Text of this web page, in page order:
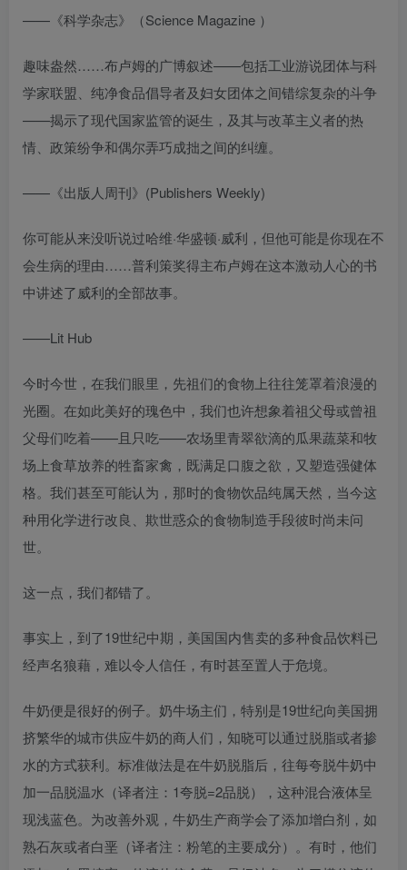
——《科学杂志》（Science Magazine ）
趣味盎然……布卢姆的广博叙述——包括工业游说团体与科
学家联盟、纯净食品倡导者及妇女团体之间错综复杂的斗争
——揭示了现代国家监管的诞生，及其与改革主义者的热
情、政策纷争和偶尔弄巧成拙之间的纠缠。
——《出版人周刊》(Publishers Weekly)
你可能从来没听说过哈维·华盛顿·威利，但他可能是你现在不
会生病的理由……普利策奖得主布卢姆在这本激动人心的书
中讲述了威利的全部故事。
——Lit Hub
今时今世，在我们眼里，先祖们的食物上往往笼罩着浪漫的
光圈。在如此美好的瑰色中，我们也许想象着祖父母或曾祖
父母们吃着——且只吃——农场里青翠欲滴的瓜果蔬菜和牧
场上食草放养的牲畜家禽，既满足口腹之欲，又塑造强健体
格。我们甚至可能认为，那时的食物饮品纯属天然，当今这
种用化学进行改良、欺世惑众的食物制造手段彼时尚未问
世。
这一点，我们都错了。
事实上，到了19世纪中期，美国国内售卖的多种食品饮料已
经声名狼藉，难以令人信任，有时甚至置人于危境。
牛奶便是很好的例子。奶牛场主们，特别是19世纪向美国拥
挤繁华的城市供应牛奶的商人们，知晓可以通过脱脂或者掺
水的方式获利。标准做法是在牛奶脱脂后，往每夸脱牛奶中
加一品脱温水（译者注：1夸脱=2品脱），这种混合液体呈
现浅蓝色。为改善外观，牛奶生产商学会了添加增白剂，如
熟石灰或者白垩（译者注：粉笔的主要成分）。有时，他们